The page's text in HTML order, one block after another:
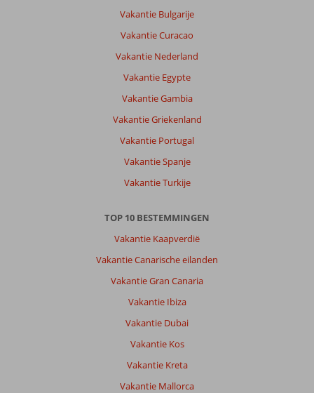
Vakantie Bulgarije
Vakantie Curacao
Vakantie Nederland
Vakantie Egypte
Vakantie Gambia
Vakantie Griekenland
Vakantie Portugal
Vakantie Spanje
Vakantie Turkije
TOP 10 BESTEMMINGEN
Vakantie Kaapverdië
Vakantie Canarische eilanden
Vakantie Gran Canaria
Vakantie Ibiza
Vakantie Dubai
Vakantie Kos
Vakantie Kreta
Vakantie Mallorca